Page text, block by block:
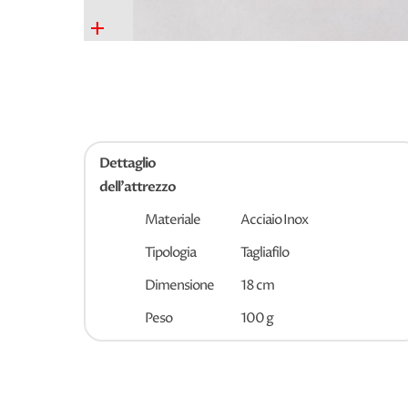
+
Dettaglio
dell'attrezzo
Materiale
Acciaio Inox
Tipologia
Tagliafilo
Dimensione
18 cm
Peso
100 g